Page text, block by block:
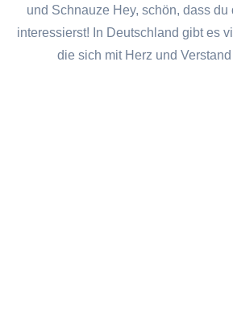
und Schnauze Hey, schön, dass du
interessierst! In Deutschland gibt es
die sich mit Herz und